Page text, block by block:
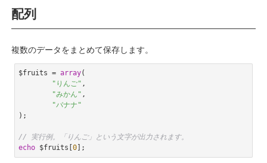
配列
複数のデータをまとめて保存します。
$fruits = array(
"りんご" ,
"みかん" ,
"バナナ"
);
// 実行例。「りんご」という文字が出力されます。
echo $fruits[0 ];